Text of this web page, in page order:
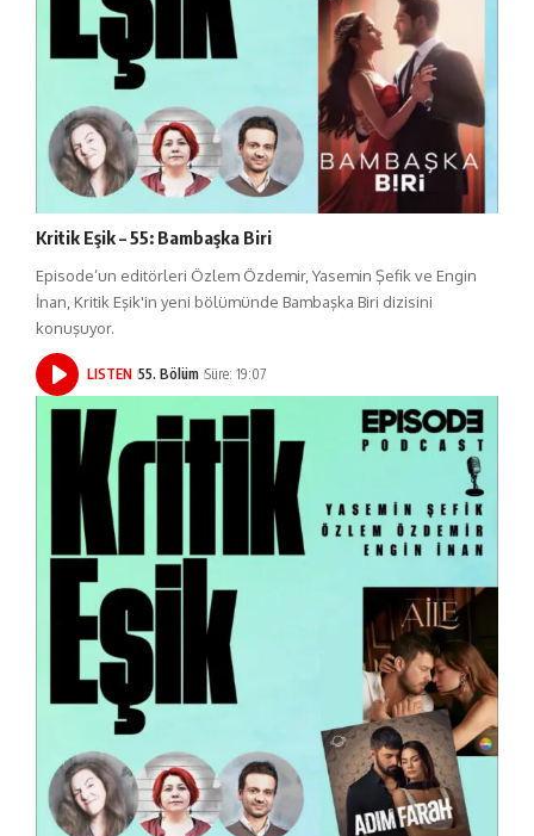
Kritik Eşik – 55: Bambaşka Biri
Episode’un editörleri Özlem Özdemir, Yasemin Şefik ve Engin
İnan, Kritik Eşik'in yeni bölümünde Bambaşka Biri dizisini
konuşuyor.
LISTEN 55. Bölüm Süre: 19:07